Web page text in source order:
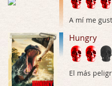
Mi opinión en su día. Su
El eslabón podrido
Por: Luar
A mí me
Hungry
El más